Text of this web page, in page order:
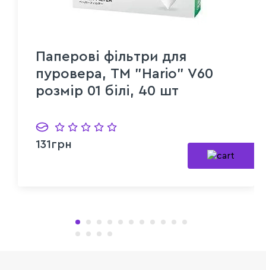
Паперові фільтри для
пуровера, ТМ "Hario" V60
розмір 01 білі, 40 шт
131грн